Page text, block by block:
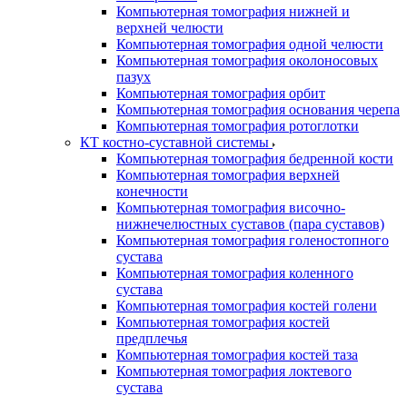
Компьютерная томография нижней и
верхней челюсти
Компьютерная томография одной челюсти
Компьютерная томография околоносовых
пазух
Компьютерная томография орбит
Компьютерная томография основания черепа
Компьютерная томография ротоглотки
КТ костно-суставной системы
Компьютерная томография бедренной кости
Компьютерная томография верхней
конечности
Компьютерная томография височно-
нижнечелюстных суставов (пара суставов)
Компьютерная томография голеностопного
сустава
Компьютерная томография коленного
сустава
Компьютерная томография костей голени
Компьютерная томография костей
предплечья
Компьютерная томография костей таза
Компьютерная томография локтевого
сустава